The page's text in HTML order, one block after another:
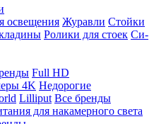
освещения Журавли Стойки
Ролики для стоек Си-
Full HD
4K Недорогие
Lilliput Все бренды
для накамерного света